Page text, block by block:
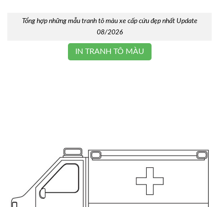
Tổng hợp những mẫu tranh tô màu xe cấp cứu đẹp nhất Update
08/2026
IN TRANH TÔ MÀU